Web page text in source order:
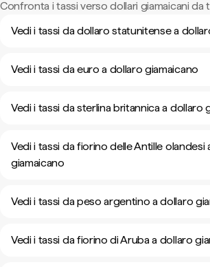
Confronta i tassi verso dollari giamaicani da
Vedi i tassi da dollaro statunitense a
Vedi i tassi da euro a dollaro giamaicano
Vedi i tassi da sterlina britannica a dollaro
Vedi i tassi da fiorino delle Antille olandesi
giamaicano
Vedi i tassi da peso argentino a dollaro
Vedi i tassi da fiorino di Aruba a dollaro